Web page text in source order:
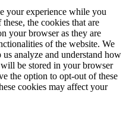
your experience while you
the cookies that are
your browser as they are
of the website. We
analyze and understand how
be stored in your browser
the option to opt-out of these
cookies may affect your